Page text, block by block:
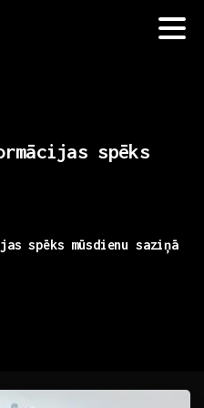
spēks
spēks mūsdienu saziņā